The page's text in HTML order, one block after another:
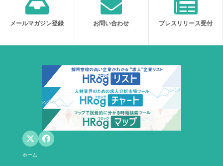
メールマガジン登録 お問い合わせ プレスリリース受付
ホーム